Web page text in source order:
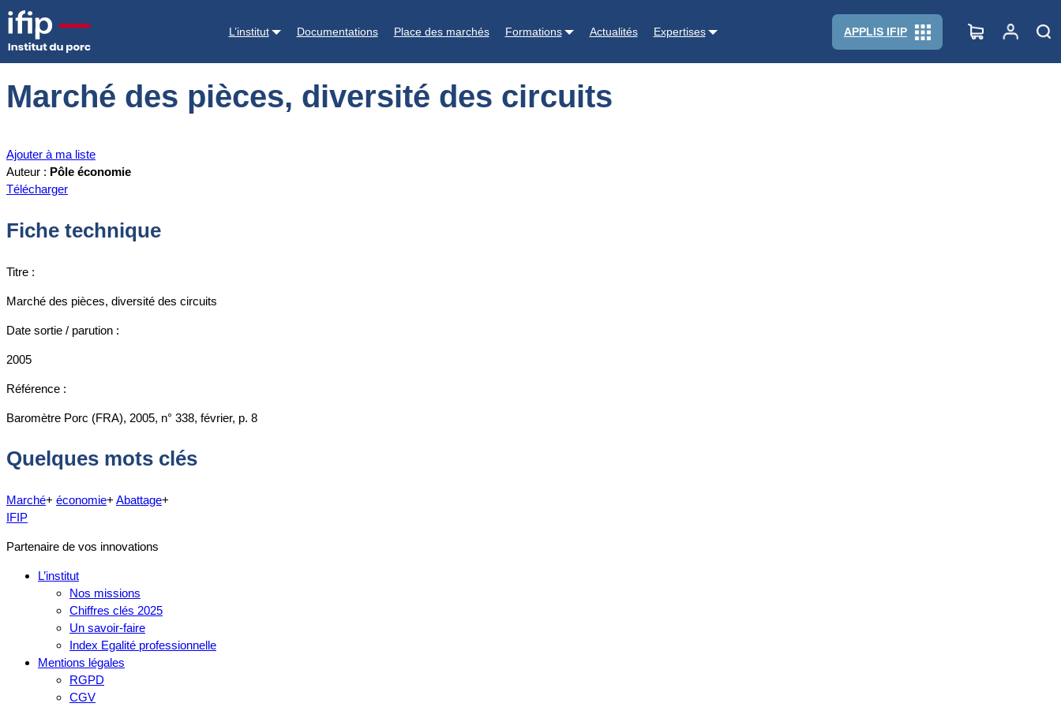
L’institut Documentations Place des marchés Formations Actualités Expertises APPLIS IFIP
Accueil Documentations
Marché des pièces, diversité des circuits
Ajouter à ma liste
Auteur : Pôle économie
Télécharger
Fiche technique
Titre :
Marché des pièces, diversité des circuits
Date sortie / parution :
2005
Référence :
Baromètre Porc (FRA), 2005, n° 338, février, p. 8
Quelques mots clés
Marché+ économie+ Abattage+
IFIP
Partenaire de vos innovations
L’institut
Nos missions
Chiffres clés 2025
Un savoir-faire
Index Egalité professionnelle
Mentions légales
RGPD
CGV